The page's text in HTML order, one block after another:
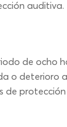
auditiva.
de ocho
o deterioro
de